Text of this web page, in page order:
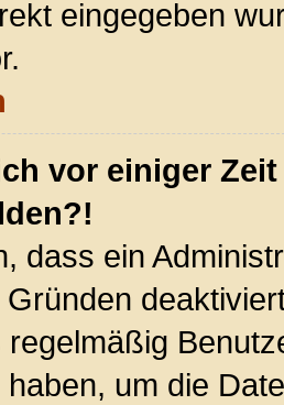
eingegeben
vor einiger
dass ein
um die